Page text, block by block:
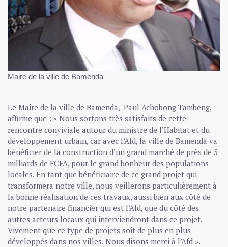
Maire de la ville de Bamenda
Le Maire de la ville de Bamenda, Paul Achobong Tambeng,
affirme que : « Nous sortons très satisfaits de cette
rencontre conviviale autour du ministre de l’Habitat et du
développement urbain, car avec l’Afd, la ville de Bamenda va
bénéficier de la construction d’un grand marché de près de 5
milliards de FCFA, pour le grand bonheur des populations
locales. En tant que bénéficiaire de ce grand projet qui
transformera notre ville, nous veillerons particulièrement à
la bonne réalisation de ces travaux, aussi bien aux côté de
notre partenaire financier qui est l’Afd, que du côté des
autres acteurs locaux qui interviendront dans ce projet.
Vivement que ce type de projets soit de plus en plus
développés dans nos villes. Nous disons merci à l’Afd ».